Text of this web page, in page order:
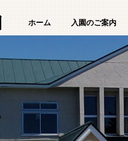
ホーム 入園のご案内